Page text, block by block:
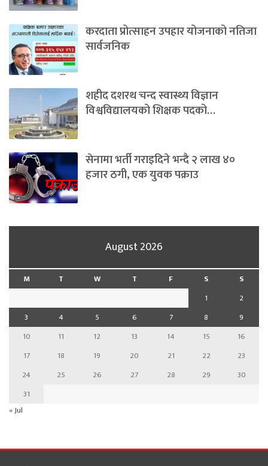
करदाता प्रोत्साहन उपहार योजनाको नतिजा
सार्वजनिक
शहीद दशरथ चन्द स्वास्थ्य विज्ञान
विश्वविद्यालयको शिक्षक पदको…
सेनामा भर्ती गराइदिने भन्दै २ लाख ४०
हजार ठगी, एक युवक पक्राउ
August 2026
M T W T F S
S
1
2
3
4 5 6 7 8
9
10
11 12 13 14 15
16
17
18 19 20 21 22
23
24
25 26 27 28 29
30
31
« Jul